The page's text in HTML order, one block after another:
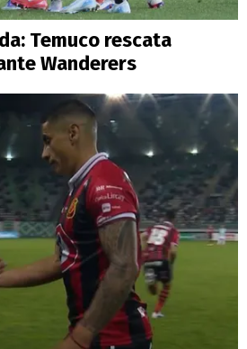
Temuco rescata
Wanderers